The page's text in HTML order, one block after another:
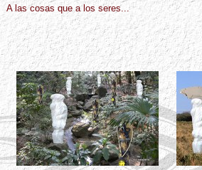
A las cosas que a los seres...